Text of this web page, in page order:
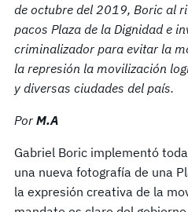
de octubre del 2019, Boric al
pacos Plaza de la Dignidad e
criminalizador para evitar la
la represión la movilización
y diversas ciudades del país.
Por M.A
Gabriel Boric implementó
una nueva fotografía de una
la expresión creativa de la